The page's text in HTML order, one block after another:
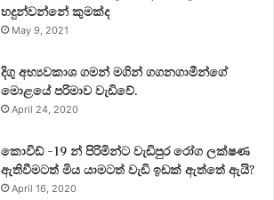
හදුන්වන්නේ කුමක්ද
May 9, 2021
දිගු අභ්‍යවකාශ ගමන් මගින් ගගනගාමීන්ගේ
මොළයේ පරිමාව වැඩිවේ.
April 24, 2020
කොවිඩ් -19 න් පිරිමින්ට වැඩිපුර රෝග ලක්ෂණ
ඇතිවීමටත් මිය යාමටත් වැඩි ඉඩක් ඇත්තේ ඇයි?
April 16, 2020